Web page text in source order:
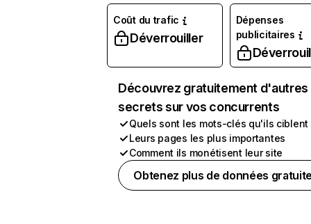
Coût du trafic
Déverrouiller
Dépenses
publicitaires
Découvrez gratuitement d'autres
secrets sur vos concurrents
Quels sont les mots-clés qu'ils ciblent
Leurs pages les plus importantes
Comment ils monétisent leur site
Obtenez plus de données